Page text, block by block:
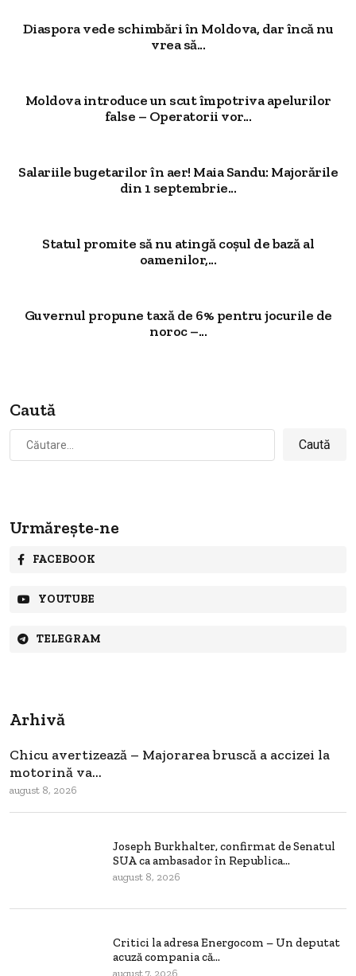
Diaspora vede schimbări în Moldova, dar încă nu
vrea să...
Moldova introduce un scut împotriva apelurilor
false – Operatorii vor...
Salariile bugetarilor în aer! Maia Sandu: Majorările
din 1 septembrie...
Statul promite să nu atingă coșul de bază al
oamenilor,...
Guvernul propune taxă de 6% pentru jocurile de
noroc –...
Caută
Caută
după:
Urmărește-ne
FACEBOOK
YOUTUBE
TELEGRAM
Arhivă
Chicu avertizează – Majorarea bruscă a accizei la
motorină va...
august 8, 2026
Joseph Burkhalter, confirmat de Senatul
SUA ca ambasador în Republica...
august 8, 2026
Critici la adresa Energocom – Un deputat
acuză compania că...
august 7, 2026